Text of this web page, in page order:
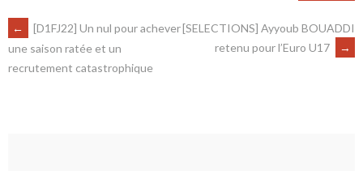
←
[D1FJ22] Un nul pour achever
une saison ratée et un
recrutement catastrophique
[SELECTIONS] Ayyoub BOUADDI
retenu pour l’Euro U17
→